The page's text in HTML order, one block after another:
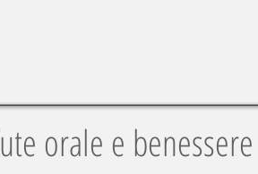
orale e benessere